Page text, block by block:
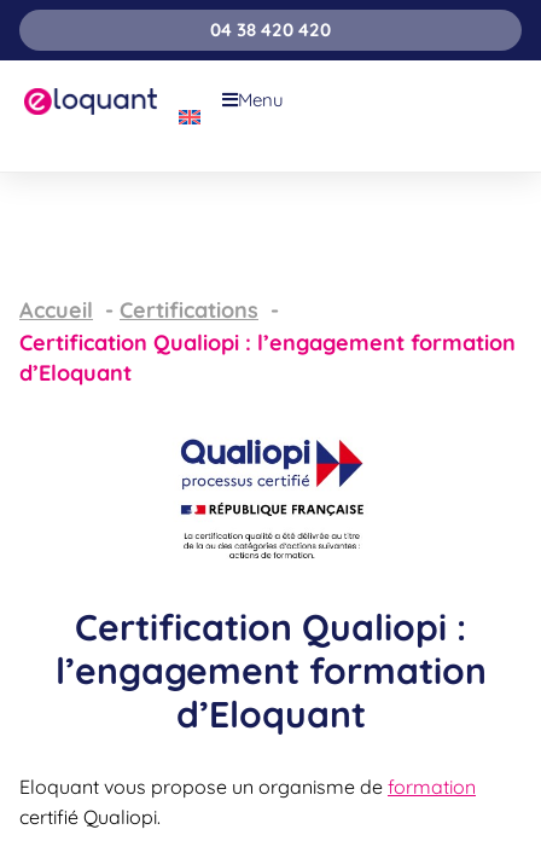
04 38 420 420
Menu
Accueil
Certifications
Certification Qualiopi : l’engagement formation
d’Eloquant
Certification Qualiopi :
l’engagement formation
d’Eloquant
Eloquant vous propose un organisme de formation
certifié Qualiopi.